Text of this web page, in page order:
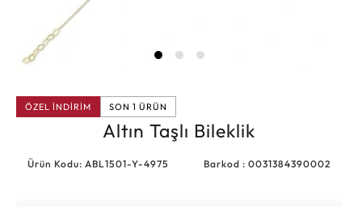
ÖZEL İNDİRİM SON 1 ÜRÜN
Altın Taşlı Bileklik
Ürün Kodu: ABL1501-Y-4975 Barkod : 0031384390002